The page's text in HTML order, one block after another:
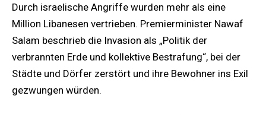
Durch israelische Angriffe wurden mehr als eine
Million Libanesen vertrieben. Premierminister Nawaf
Salam beschrieb die Invasion als „Politik der
verbrannten Erde und kollektive Bestrafung“, bei der
Städte und Dörfer zerstört und ihre Bewohner ins Exil
gezwungen würden.